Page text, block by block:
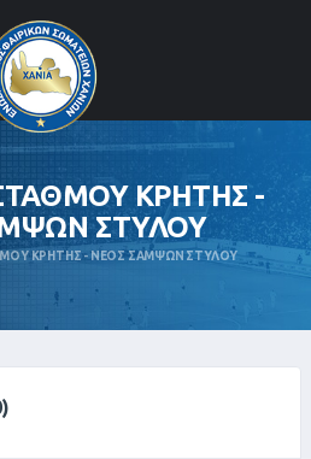
ΚΡΗΤΗΣ -
ΣΤΥΛΟΥ
ΚΡΗΤΗΣ - ΝΕΟΣ ΣΑΜΨΩΝ ΣΤΥΛΟΥ